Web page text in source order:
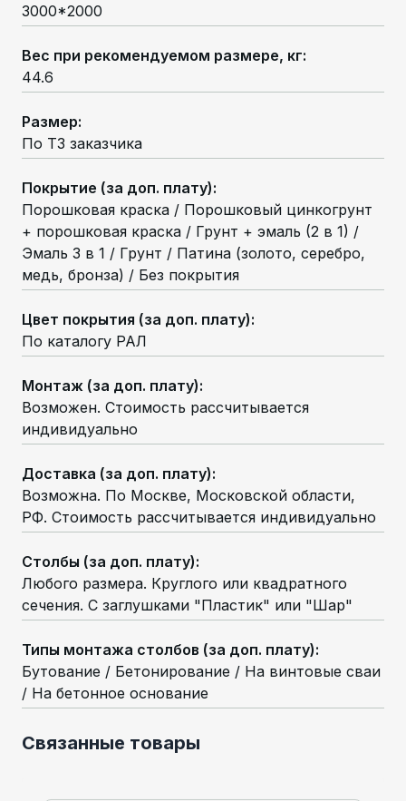
3000*2000
Вес при рекомендуемом размере, кг:
44.6
Размер:
По ТЗ заказчика
Покрытие (за доп. плату):
Порошковая краска / Порошковый цинкогрунт
+ порошковая краска / Грунт + эмаль (2 в 1) /
Эмаль 3 в 1 / Грунт / Патина (золото, серебро,
медь, бронза) / Без покрытия
Цвет покрытия (за доп. плату):
По каталогу РАЛ
Монтаж (за доп. плату):
Возможен. Стоимость рассчитывается
индивидуально
Доставка (за доп. плату):
Возможна. По Москве, Московской области,
РФ. Стоимость рассчитывается индивидуально
Столбы (за доп. плату):
Любого размера. Круглого или квадратного
сечения. С заглушками "Пластик" или "Шар"
Типы монтажа столбов (за доп. плату):
Бутование / Бетонирование / На винтовые сваи
/ На бетонное основание
Связанные товары